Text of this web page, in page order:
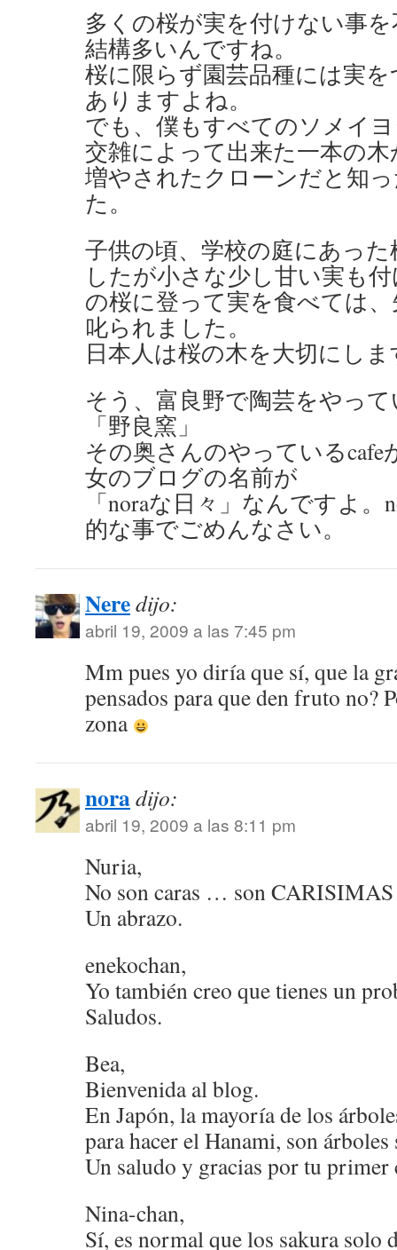
多くの桜が実を付けない事
結構多いんですね。
桜に限らず園芸品種には実
ありますよね。
でも、僕もすべてのソメイ
交雑によって出来た一本の
増やされたクローンだと知
た。
子供の頃、学校の庭にあっ
したが小さな少し甘い実も
の桜に登って実を食べては
叱られました。
日本人は桜の木を大切にし
そう、富良野で陶芸をやっ
「野良窯」
その奥さんのやっているcafe
女のブログの名前が
「noraな日々」なんですよ
的な事でごめんなさい。
Neredijo:
abril 19, 2009 a las 7:45 pm
Mm pues yo diría que sí, que la
pensados para que den fruto no?
zona
noradijo:
abril 19, 2009 a las 8:11 pm
Nuria,
No son caras … son
Un abrazo.
enekochan,
Yo también creo que tienes un
Saludos.
Bea,
Bienvenida al blog.
En Japón, la mayoría de los
para hacer el Hanami, son árboles
Un saludo y gracias por tu primer
Nina-chan,
Sí, es normal que los sakura solo